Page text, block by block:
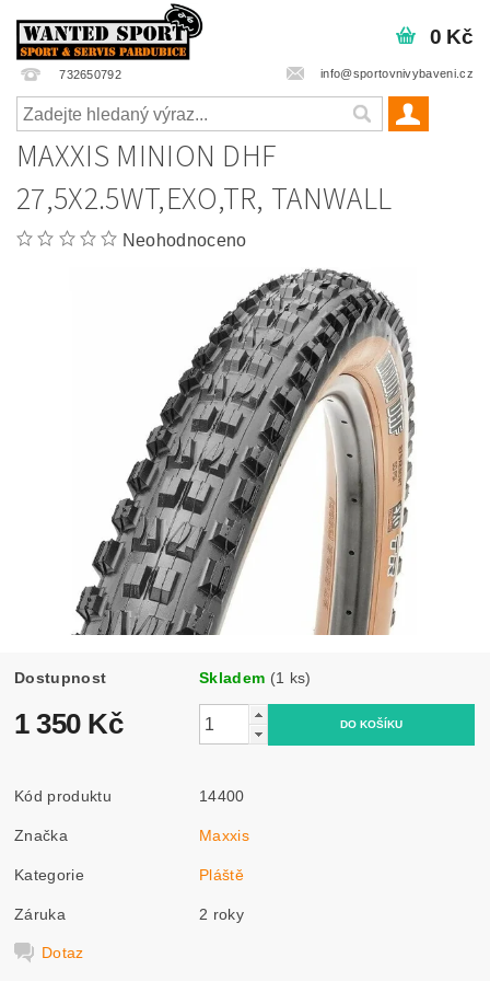
732650792 info@sportovnivybaveni.cz
0 Kč
MAXXIS MINION DHF
27,5X2.5WT,EXO,TR, TANWALL
Neohodnoceno
Dostupnost Skladem (1 ks)
1 350 Kč
Kód produktu 14400
Značka Maxxis
Kategorie Pláště
Záruka 2 roky
Dotaz